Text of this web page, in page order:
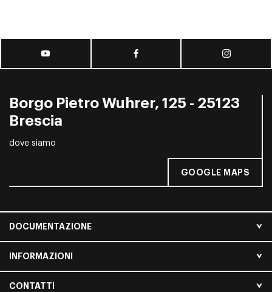
Borgo Pietro Wuhrer, 125 - 25123
Brescia
dove siamo
GOOGLE MAPS
DOCUMENTAZIONE
INFORMAZIONI
CONTATTI